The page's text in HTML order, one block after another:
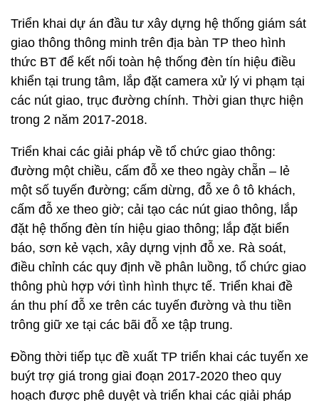
Triển khai dự án đầu tư xây dựng hệ thống giám sát
giao thông thông minh trên địa bàn TP theo hình
thức BT để kết nối toàn hệ thống đèn tín hiệu điều
khiển tại trung tâm, lắp đặt camera xử lý vi phạm tại
các nút giao, trục đường chính. Thời gian thực hiện
trong 2 năm 2017-2018.
Triển khai các giải pháp về tổ chức giao thông:
đường một chiều, cấm đỗ xe theo ngày chẵn – lẻ
một số tuyến đường; cấm dừng, đỗ xe ô tô khách,
cấm đỗ xe theo giờ; cải tạo các nút giao thông, lắp
đặt hệ thống đèn tín hiệu giao thông; lắp đặt biển
báo, sơn kẻ vạch, xây dựng vịnh đỗ xe. Rà soát,
điều chỉnh các quy định về phân luồng, tổ chức giao
thông phù hợp với tình hình thực tế. Triển khai đề
án thu phí đỗ xe trên các tuyến đường và thu tiền
trông giữ xe tại các bãi đỗ xe tập trung.
Đồng thời tiếp tục đề xuất TP triển khai các tuyến xe
buýt trợ giá trong giai đoạn 2017-2020 theo quy
hoạch được phê duyệt và triển khai các giải pháp